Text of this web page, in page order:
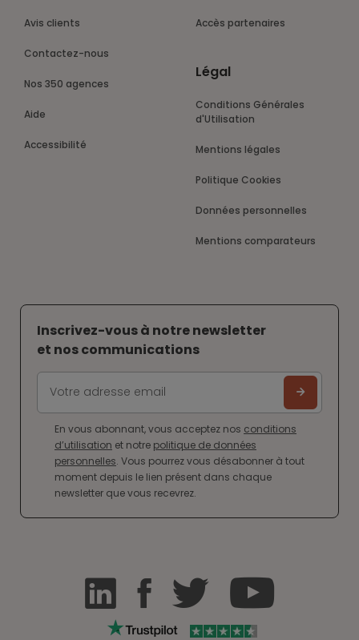
Avis clients
Contactez-nous
Nos 350 agences
Aide
Accessibilité
Accès partenaires
Légal
Conditions Générales
d'Utilisation
Mentions légales
Politique Cookies
Données personnelles
Mentions comparateurs
Inscrivez-vous à notre newsletter
et nos communications
En vous abonnant, vous acceptez nos conditions
d’utilisation et notre politique de données
personnelles. Vous pourrez vous désabonner à tout
moment depuis le lien présent dans chaque
newsletter que vous recevrez.